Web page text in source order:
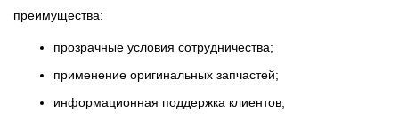
преимущества:
прозрачные условия сотрудничества;
применение оригинальных запчастей;
информационная поддержка клиентов;